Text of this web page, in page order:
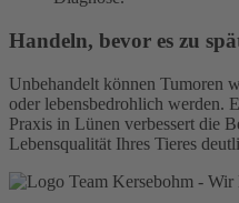
Handeln, bevor es zu
Unbehandelt können Tumoren
oder lebensbedrohlich werden.
Praxis in Lünen verbessert die
Lebensqualität Ihres Tieres